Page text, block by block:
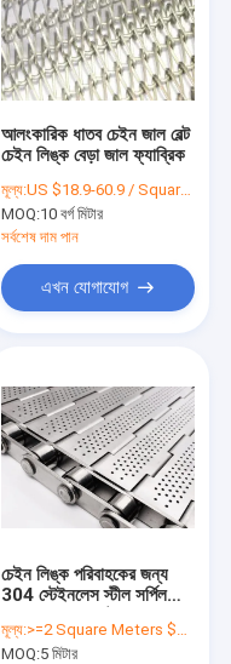
আলংকারিক ধাতব চেইন জাল বেল্ট
চেইন লিঙ্ক বেড়া জাল ফ্যাব্রিক
মূল্য:US $18.9-60.9 / Square Meter | 10 Square Meters (Min. Order)
MOQ:10 বর্গ মিটার
সর্বশেষ দাম পান
এখন যোগাযোগ
চেইন লিঙ্ক পরিবাহকের জন্য
304 স্টেইনলেস স্টীল সর্পিল
মূল্য:>=2 Square Meters $43.00
MOQ:5 মিটার